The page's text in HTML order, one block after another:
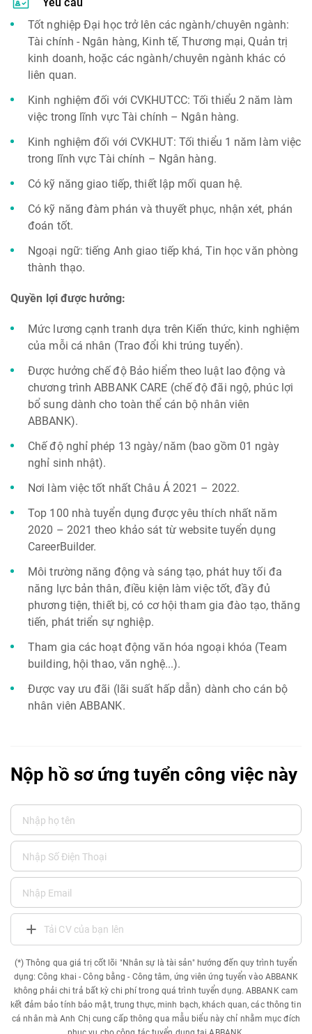
Tốt nghiệp Đại học trở lên các ngành/chuyên ngành:
Tài chính - Ngân hàng, Kinh tế, Thương mại, Quản trị
kinh doanh, hoặc các ngành/chuyên ngành khác có
liên quan.
Kinh nghiệm đối với CVKHUTCC: Tối thiểu 2 năm làm
việc trong lĩnh vực Tài chính – Ngân hàng.
Kinh nghiệm đối với CVKHUT: Tối thiểu 1 năm làm việc
trong lĩnh vực Tài chính – Ngân hàng.
Có kỹ năng giao tiếp, thiết lập mối quan hệ.
Có kỹ năng đàm phán và thuyết phục, nhận xét, phán
đoán tốt.
Ngoại ngữ: tiếng Anh giao tiếp khá, Tin học văn phòng
thành thạo.
Quyền lợi được hưởng:
Mức lương cạnh tranh dựa trên Kiến thức, kinh nghiệm
của mỗi cá nhân (Trao đổi khi trúng tuyển).
Được hưởng chế độ Bảo hiểm theo luật lao động và
chương trình ABBANK CARE (chế độ đãi ngộ, phúc lợi
bổ sung dành cho toàn thể cán bộ nhân viên
ABBANK).
Chế độ nghỉ phép 13 ngày/năm (bao gồm 01 ngày
nghỉ sinh nhật).
Nơi làm việc tốt nhất Châu Á 2021 – 2022.
Top 100 nhà tuyển dụng được yêu thích nhất năm
2020 – 2021 theo khảo sát từ website tuyển dụng
CareerBuilder.
Môi trường năng động và sáng tạo, phát huy tối đa
năng lực bản thân, điều kiện làm việc tốt, đầy đủ
phương tiện, thiết bị, có cơ hội tham gia đào tạo, thăng
tiến, phát triển sự nghiệp.
Tham gia các hoạt động văn hóa ngoại khóa (Team
building, hội thao, văn nghệ...).
Được vay ưu đãi (lãi suất hấp dẫn) dành cho cán bộ
nhân viên ABBANK.
Nộp hồ sơ ứng tuyển công việc này
Tải CV của bạn lên
(*) Thông qua giá trị cốt lõi "Nhân sự là tài sản" hướng đến quy trình tuyển
dụng: Công khai - Công bằng - Công tâm, ứng viên ứng tuyển vào ABBANK
không phải chi trả bất kỳ chi phí trong quá trình tuyển dụng. ABBANK cam
kết đảm bảo tính bảo mật, trung thực, minh bạch, khách quan, các thông tin
cá nhân mà Anh Chị cung cấp thông qua mẫu biểu này chỉ nhằm mục đích